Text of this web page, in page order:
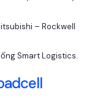
– Rockwell
Smart Logistics.